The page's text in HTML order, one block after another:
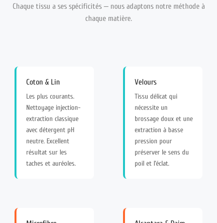
Chaque tissu a ses spécificités — nous adaptons notre méthode à
chaque matière.
Coton & Lin
Les plus courants.
Nettoyage injection-
extraction classique
avec détergent pH
neutre. Excellent
résultat sur les
taches et auréoles.
Velours
Tissu délicat qui
nécessite un
brossage doux et une
extraction à basse
pression pour
préserver le sens du
poil et l’éclat.